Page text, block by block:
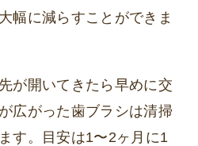
幅に減らすことができま
が開いてきたら早めに交
広がった歯ブラシは清掃
す。目安は1〜2ヶ月に1